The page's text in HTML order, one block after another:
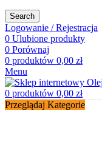
Search
Logowanie / Rejestracja
0 Ulubione produkty
0 Porównaj
0 produktów 0,00 zł
Menu
0 produktów 0,00 zł
Przeglądaj Kategorie